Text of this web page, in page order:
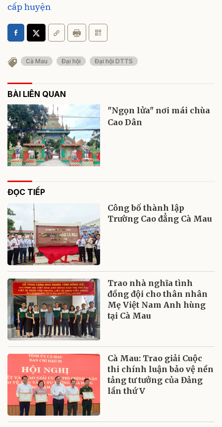
cấp huyện
Cà Mau Đại hội Đại hội DTTS
BÀI LIÊN QUAN
"Ngọn lửa" nơi mái chùa
Cao Dân
ĐỌC TIẾP
Công bố thành lập
Trường Cao đẳng Cà Mau
Trao nhà nghĩa tình
đồng đội cho thân nhân
Mẹ Việt Nam Anh hùng
tại Cà Mau
Cà Mau: Trao giải Cuộc
thi chính luận bảo vệ nền
tảng tư tưởng của Đảng
lần thứ V